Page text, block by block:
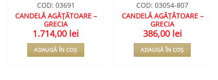
COD: 03691
CANDELĂ AGĂȚĂTOARE –
GRECIA
1.714,00 lei
ADAUGĂ ÎN COȘ
COD: 03054-807
CANDELĂ AGĂȚĂTOARE –
GRECIA
386,00 lei
ADAUGĂ ÎN COȘ